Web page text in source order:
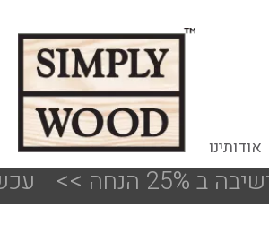
אודותינו
!!! עכשיו 50%-30% הנחה על פריטים מעודפים ותצוגות הסניפים <<